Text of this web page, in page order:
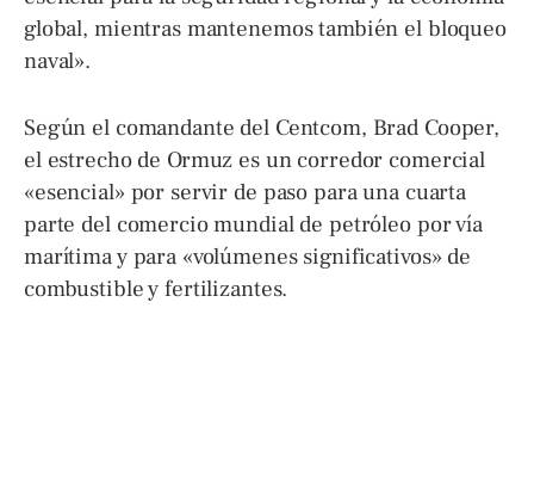
global, mientras mantenemos también el bloqueo
naval».
Según el comandante del Centcom, Brad Cooper,
el estrecho de Ormuz es un corredor comercial
«esencial» por servir de paso para una cuarta
parte del comercio mundial de petróleo por vía
marítima y para «volúmenes significativos» de
combustible y fertilizantes.